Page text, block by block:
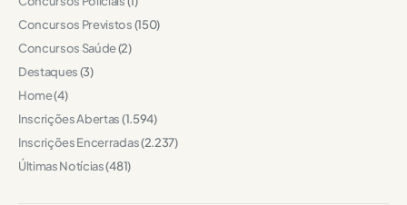
Concursos Previstos(150)
Concursos Saúde(2)
Destaques(3)
Home(4)
Inscrições Abertas(1.594)
Inscrições Encerradas(2.237)
Últimas Notícias(481)